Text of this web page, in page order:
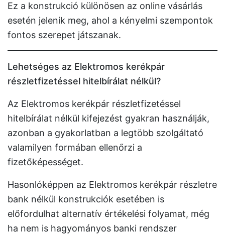
Ez a konstrukció különösen az online vásárlás
esetén jelenik meg, ahol a kényelmi szempontok
fontos szerepet játszanak.
Lehetséges az Elektromos kerékpár
részletfizetéssel hitelbírálat nélkül?
Az Elektromos kerékpár részletfizetéssel
hitelbírálat nélkül kifejezést gyakran használják,
azonban a gyakorlatban a legtöbb szolgáltató
valamilyen formában ellenőrzi a
fizetőképességet.
Hasonlóképpen az Elektromos kerékpár részletre
bank nélkül konstrukciók esetében is
előfordulhat alternatív értékelési folyamat, még
ha nem is hagyományos banki rendszer